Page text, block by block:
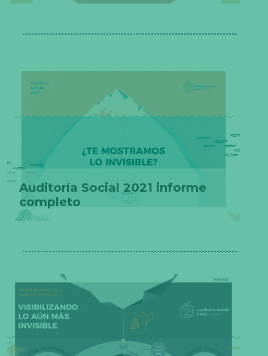
Auditoría Social 2021 informe
completo